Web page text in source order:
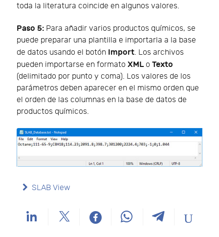
toda la literatura coincide en algunos valores.
Paso 5: Para añadir varios productos químicos, se
puede preparar una plantilla e importarla a la base
de datos usando el botón Import. Los archivos
pueden importarse en formato XML o Texto
(delimitado por punto y coma). Los valores de los
parámetros deben aparecer en el mismo orden que
el orden de las columnas en la base de datos de
productos químicos.
SLAB View